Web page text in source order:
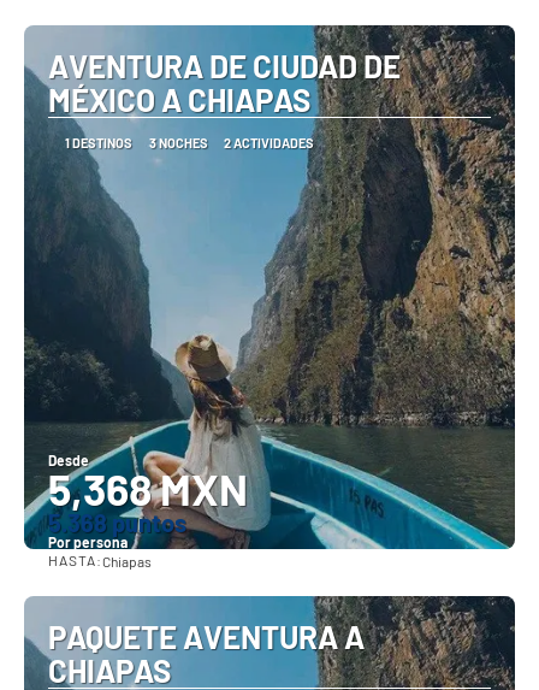
AVENTURA DE CIUDAD DE
MÉXICO A CHIAPAS
1 DESTINOS 3 NOCHES 2 ACTIVIDADES
Desde
5,368 MXN
5.368 puntos
Por persona
HASTA:Chiapas
PAQUETE AVENTURA A
CHIAPAS